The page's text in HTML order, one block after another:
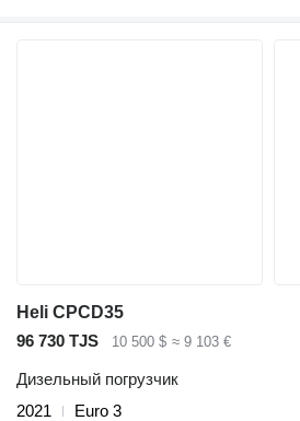
Heli CPCD35
96 730 TJS
10 500 $ ≈ 9 103 €
Дизельный погрузчик
2021
Euro 3